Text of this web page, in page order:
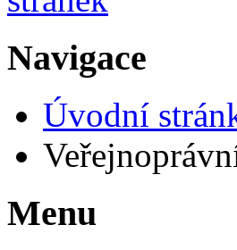
Navigace
Úvodní
Menu